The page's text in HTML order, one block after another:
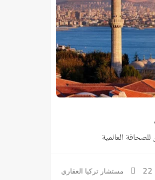
العالمية
مستشار تركيا العقاري 22